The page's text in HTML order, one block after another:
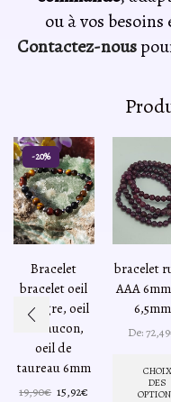
ou à vos
Contactez-nous
-20%
Bracelet
bracelet oeil
de tigre, oeil
de faucon,
oeil de
taureau 6mm
19,90€ Le
15,92€
bracelet
AAA
6,5mm
De:72,49
CHOIX
DES